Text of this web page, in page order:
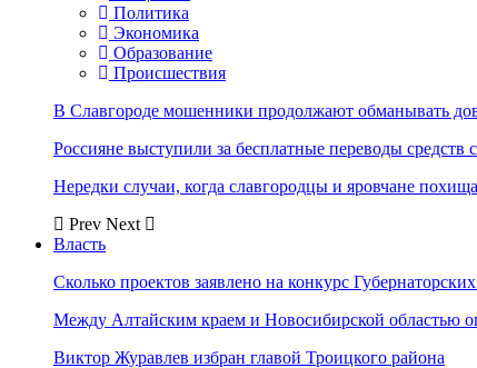
Политика
Экономика
Образование
Происшествия
В Славгороде мошенники продолжают обманывать
Россияне выступили за бесплатные переводы средств
Нередки случаи, когда славгородцы и яровчане
Prev Next
Власть
Сколько проектов заявлено на конкурс
Между Алтайским краем и Новосибирской областью
Виктор Журавлев избран главой Троицкого района